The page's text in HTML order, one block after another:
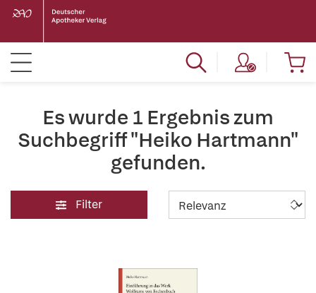
Es wurde 1 Ergebnis zum
Suchbegriff "Heiko Hartmann"
gefunden.
Filter